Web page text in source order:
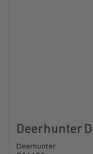
Deerhunter
Deerhunter